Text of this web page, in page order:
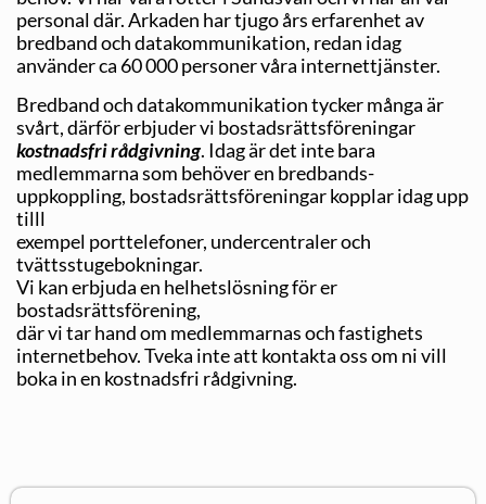
personal där. Arkaden har tjugo års erfarenhet av
bredband och datakommunikation, redan idag
använder ca 60 000 personer våra internettjänster.
Bredband och datakommunikation tycker många är
svårt, därför erbjuder vi bostadsrättsföreningar
kostnadsfri rådgivning. Idag är det inte bara
medlemmarna som behöver en bredbands­
uppkoppling, bostadsrättsföreningar kopplar idag upp
tilll
exempel porttelefoner, undercentraler och
tvättsstugebokningar.
Vi kan erbjuda en helhetslösning för er
bostadsrättsförening,
där vi tar hand om medlemmarnas och fastighets
inter­net­behov. Tveka inte att kontakta oss om ni vill
boka in en kostnadsfri rådgivning.